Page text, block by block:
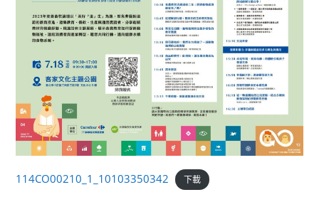
114CO00210_1_10103350342 下載